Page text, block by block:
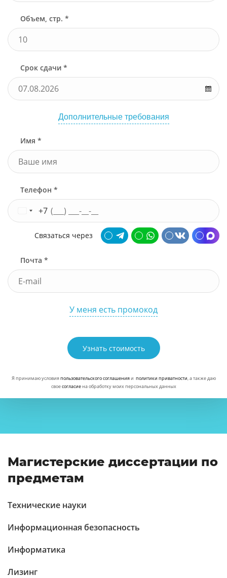
Объем, стр. *
Срок сдачи *
Дополнительные требования
Имя *
Телефон *
+7
Связаться через
Почта *
У меня есть промокод
Узнать стоимость
Я принимаю условияпользовательского соглашенияи политики приватности, а также даю
своесогласиена обработку моих персональных данных
Магистерские диссертации по
предметам
Технические науки
Информационная безопасность
Информатика
Лизинг